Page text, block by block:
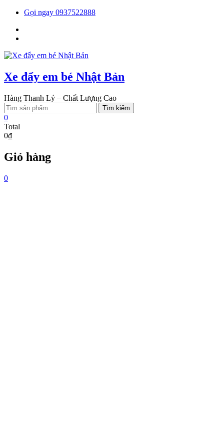
Skip
content
Gọi ngay 0937522888
Xe đẩy em bé Nhật Bản
Hàng Thanh Lý – Chất Lượng Cao
Tìm
kiếm:
Tìm kiếm
0
Total
0₫
Giỏ hàng
0